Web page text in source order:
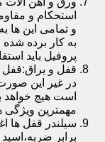
استحکام و
و تمامی این ها
به کار برده
پروفیل باید
قفل و یراق:قفل
در غیر این
است هیچ خواهد
مهمترین
سیلندر قفل ها
برابر